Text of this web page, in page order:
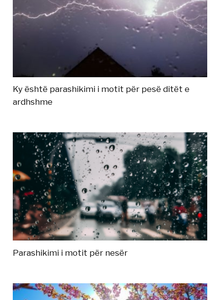
Ky është parashikimi i motit për pesë ditët e
ardhshme
Parashikimi i motit për nesër